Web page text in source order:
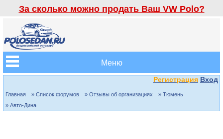
За сколько можно продать Ваш VW Polo?
Меню
Регистрация Вход
Главная » Список форумов » Отзывы об организациях
» Тюмень
» Авто-Дина